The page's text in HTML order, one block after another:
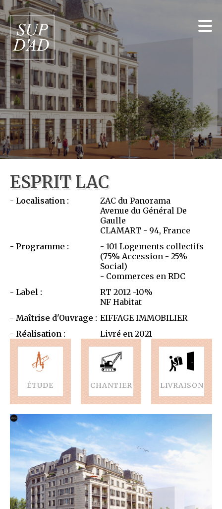
ESPRIT LAC
Localisation :
ZAC du Panorama
Avenue du Général De
Gaulle
CLAMART - 94, France
Programme :
- 101 Logements collectifs
(75% Accession - 25%
Social)
- Commerces en RDC
Label :
RT 2012 -10%
NF Habitat
Maîtrise d'Ouvrage : EIFFAGE IMMOBILIER
Réalisation :
Livré en 2021
ÉTUDE CHANTIER LIVRAISON